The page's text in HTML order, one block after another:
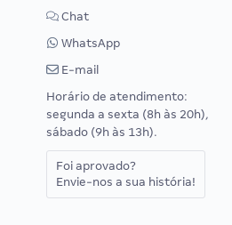
Chat
WhatsApp
E-mail
Horário de atendimento:
segunda a sexta (8h às 20h),
sábado (9h às 13h).
Foi aprovado?
Envie-nos a sua história!